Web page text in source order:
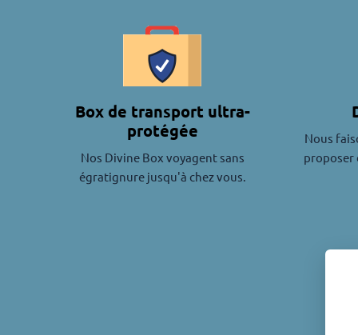
Box de transport ultra-
protégée
Nos Divine Box voyagent sans
égratignure jusqu'à chez vous.
Nous
proposer